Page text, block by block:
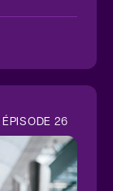
ÉPISODE 26